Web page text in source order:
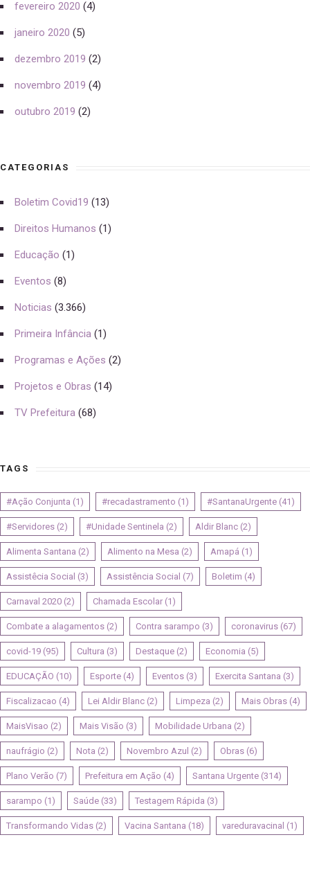
fevereiro 2020 (4)
janeiro 2020 (5)
dezembro 2019 (2)
novembro 2019 (4)
outubro 2019 (2)
CATEGORIAS
Boletim Covid19 (13)
Direitos Humanos (1)
Educação (1)
Eventos (8)
Noticias (3.366)
Primeira Infância (1)
Programas e Ações (2)
Projetos e Obras (14)
TV Prefeitura (68)
TAGS
#Ação Conjunta (1) #recadastramento (1) #SantanaUrgente (41)
#Servidores (2) #Unidade Sentinela (2) Aldir Blanc (2)
Alimenta Santana (2) Alimento na Mesa (2) Amapá (1)
Assistêcia Social (3) Assistência Social (7) Boletim (4)
Carnaval 2020 (2) Chamada Escolar (1)
Combate a alagamentos (2) Contra sarampo (3) coronavirus (67)
covid-19 (95) Cultura (3) Destaque (2) Economia (5)
EDUCAÇÃO (10) Esporte (4) Eventos (3) Exercita Santana (3)
Fiscalizacao (4) Lei Aldir Blanc (2) Limpeza (2) Mais Obras (4)
MaisVisao (2) Mais Visão (3) Mobilidade Urbana (2)
naufrágio (2) Nota (2) Novembro Azul (2) Obras (6)
Plano Verão (7) Prefeitura em Ação (4) Santana Urgente (314)
sarampo (1) Saúde (33) Testagem Rápida (3)
Transformando Vidas (2) Vacina Santana (18) vareduravacinal (1)